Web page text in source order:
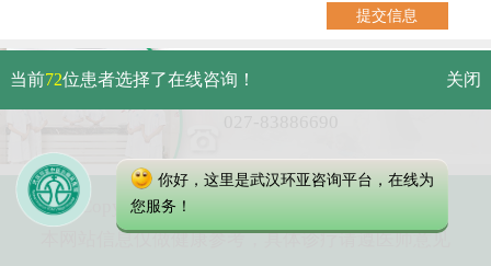
武汉市硚口区解放大道479号
免费电话：
Copyright 2023 武汉环亚中医白癜风医院
本网站信息仅做健康参考，具体诊疗请遵医师意见
当前72位患者选择了在线咨询！ 关闭
你好，这里是武汉环亚咨询平台，在线为
您服务！